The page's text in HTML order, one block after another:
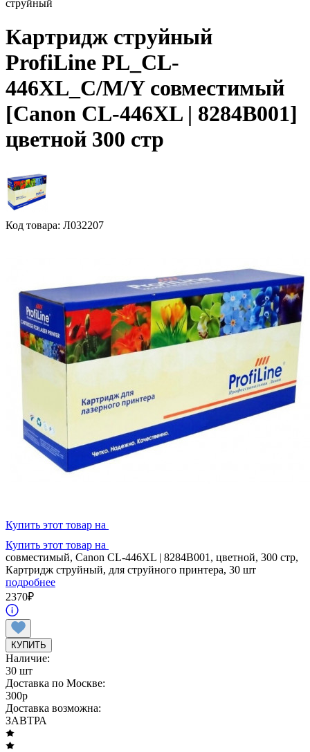
струйный
Картридж струйный
ProfiLine PL_CL-
446XL_C/M/Y совместимый
[Canon CL-446XL | 8284B001]
цветной 300 стр
Код товара: Л032207
Купить этот товар на
Купить этот товар на
совместимый, Canon CL-446XL | 8284B001, цветной, 300 стр,
Картридж струйный, для струйного принтера, 30 шт
подробнее
2370₽
КУПИТЬ
Наличие:
30 шт
Доставка по Москве:
300p
Доставка возможна:
ЗАВТРА